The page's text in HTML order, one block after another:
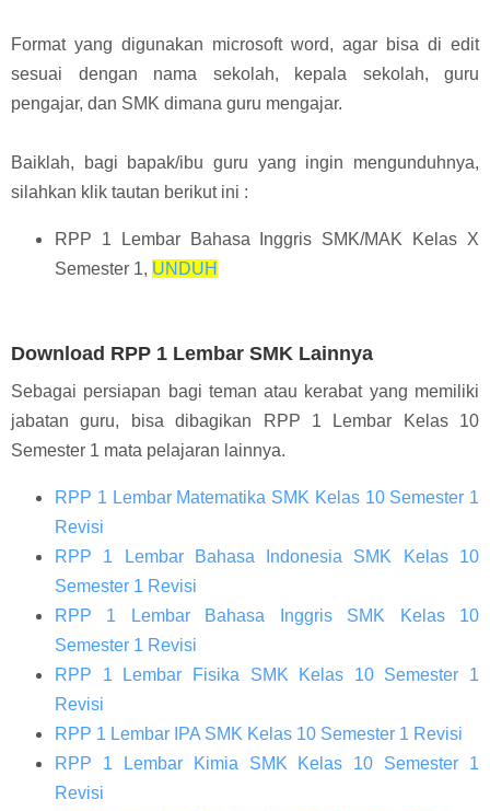
Format yang digunakan microsoft word, agar bisa di edit
sesuai dengan nama sekolah, kepala sekolah, guru
pengajar, dan SMK dimana guru mengajar.
Baiklah, bagi bapak/ibu guru yang ingin mengunduhnya,
silahkan klik tautan berikut ini :
RPP 1 Lembar Bahasa Inggris SMK/MAK Kelas X
Semester 1, UNDUH
Download RPP 1 Lembar SMK Lainnya
Sebagai persiapan bagi teman atau kerabat yang memiliki
jabatan guru, bisa dibagikan RPP 1 Lembar Kelas 10
Semester 1 mata pelajaran lainnya.
RPP 1 Lembar Matematika SMK Kelas 10 Semester 1
Revisi
RPP 1 Lembar Bahasa Indonesia SMK Kelas 10
Semester 1 Revisi
RPP 1 Lembar Bahasa Inggris SMK Kelas 10
Semester 1 Revisi
RPP 1 Lembar Fisika SMK Kelas 10 Semester 1
Revisi
RPP 1 Lembar IPA SMK Kelas 10 Semester 1 Revisi
RPP 1 Lembar Kimia SMK Kelas 10 Semester 1
Revisi